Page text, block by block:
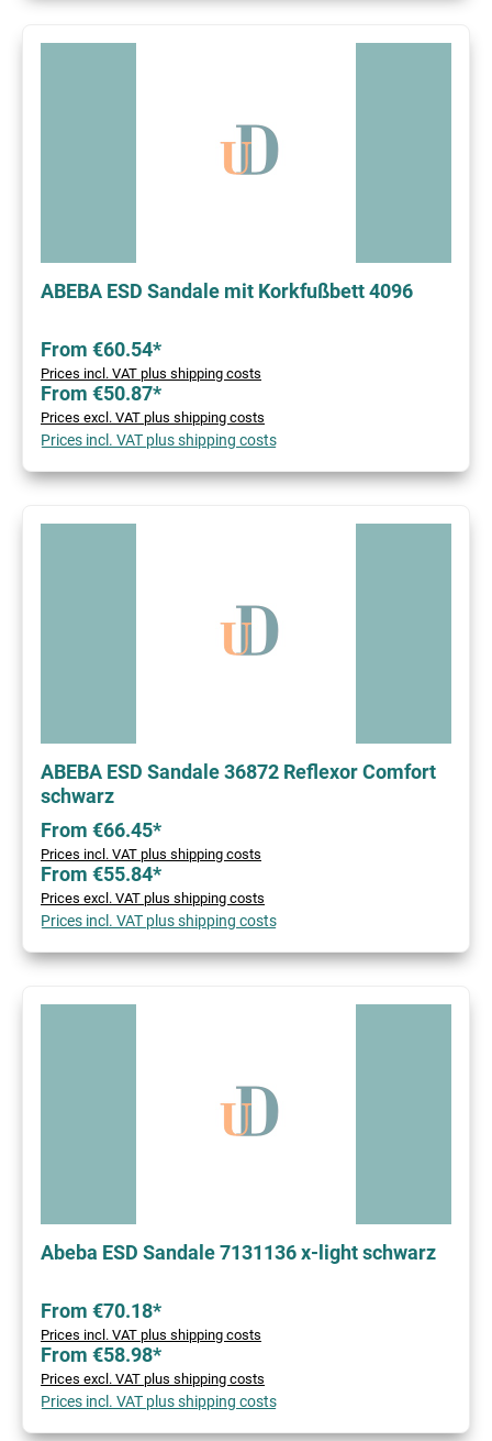
ABEBA ESD Sandale mit Korkfußbett 4096
From €60.54*
Prices incl. VAT plus shipping costs
From €50.87*
Prices excl. VAT plus shipping costs
Prices incl. VAT plus shipping costs
ABEBA ESD Sandale 36872 Reflexor Comfort
schwarz
From €66.45*
Prices incl. VAT plus shipping costs
From €55.84*
Prices excl. VAT plus shipping costs
Prices incl. VAT plus shipping costs
Abeba ESD Sandale 7131136 x-light schwarz
From €70.18*
Prices incl. VAT plus shipping costs
From €58.98*
Prices excl. VAT plus shipping costs
Prices incl. VAT plus shipping costs